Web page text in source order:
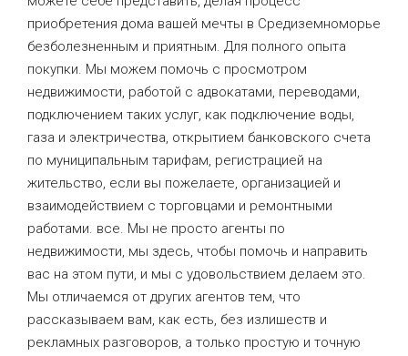
приобретения дома вашей мечты в Средиземноморье
безболезненным и приятным. Для полного опыта
покупки. Мы можем помочь с просмотром
недвижимости, работой с адвокатами, переводами,
подключением таких услуг, как подключение воды,
газа и электричества, открытием банковского счета
по муниципальным тарифам, регистрацией на
жительство, если вы пожелаете, организацией и
взаимодействием с торговцами и ремонтными
работами. все. Мы не просто агенты по
недвижимости, мы здесь, чтобы помочь и направить
вас на этом пути, и мы с удовольствием делаем это.
Мы отличаемся от других агентов тем, что
рассказываем вам, как есть, без излишеств и
рекламных разговоров, а только простую и точную